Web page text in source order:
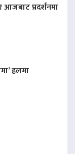
प्रदर्शनमा
हलमा